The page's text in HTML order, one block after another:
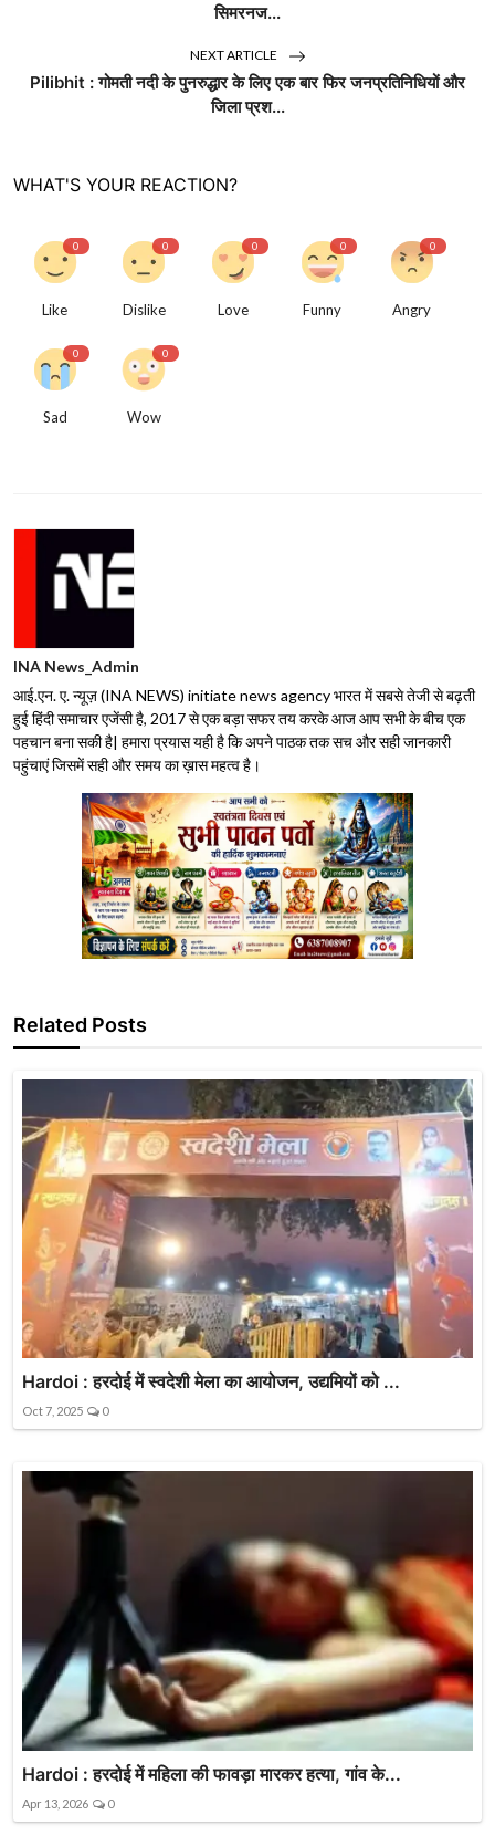
सिमरनज...
NEXT ARTICLE
Pilibhit : गोमती नदी के पुनरुद्धार के लिए एक बार फिर जनप्रतिनिधियों और
जिला प्रश...
WHAT'S YOUR REACTION?
0
Like
0
Dislike
0
Love
0
Funny
0
Angry
0
Sad
0
Wow
INA News_Admin
आई.एन. ए. न्यूज़ (INA NEWS) initiate news agency भारत में सबसे तेजी से बढ़ती
हुई हिंदी समाचार एजेंसी है, 2017 से एक बड़ा सफर तय करके आज आप सभी के बीच एक
पहचान बना सकी है| हमारा प्रयास यही है कि अपने पाठक तक सच और सही जानकारी
पहुंचाएं जिसमें सही और समय का ख़ास महत्व है।
Related Posts
Hardoi : हरदोई में स्वदेशी मेला का आयोजन, उद्यमियों को ...
Oct 7, 2025 0
Hardoi : हरदोई में महिला की फावड़ा मारकर हत्या, गांव के...
Apr 13, 2026 0